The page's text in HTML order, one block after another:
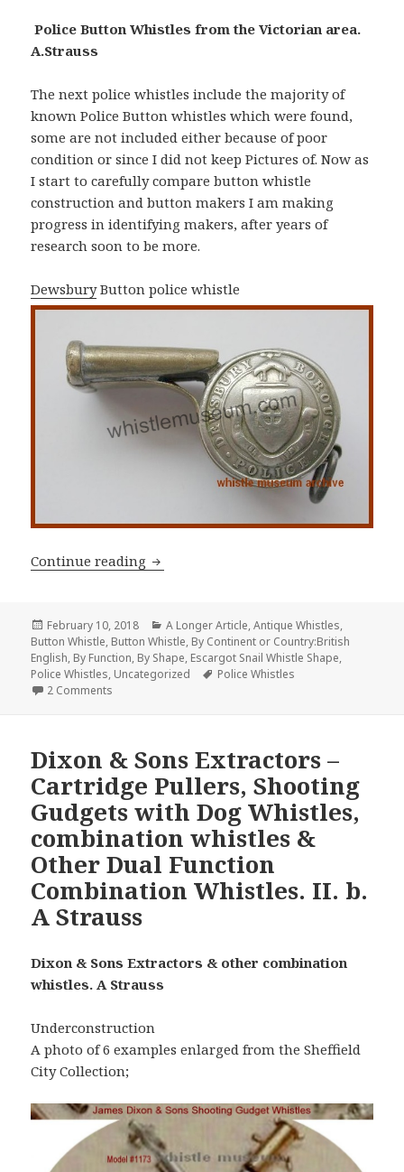
Police Button Whistles from the Victorian area.
A.Strauss
The next police whistles include the majority of
known Police Button whistles which were found,
some are not included either because of poor
condition or since I did not keep Pictures of. Now as
I start to carefully compare button whistle
construction and button makers I am making
progress in identifying makers, after years of
research soon to be more.
DewsburyButton police whistle
Continue reading Police Button Whistles, 19th Century
Posted
on
February 10, 2018 Categories
A Longer Article,Antique Whistles,
Button Whistle, Button Whistle, By Continent or Country:British
English, By Function, By Shape, Escargot Snail Whistle Shape,
Police Whistles, Uncategorized Tags
Police Whistles
2 Comments
Dixon & Sons Extractors –
Cartridge Pullers, Shooting
Gudgets with Dog Whistles,
combination whistles &
Other Dual Function
Combination Whistles. II. b.
A Strauss
Dixon & Sons Extractors & other combination
whistles. A Strauss
Underconstruction
A photo of 6 examples enlarged from the Sheffield
City Collection;